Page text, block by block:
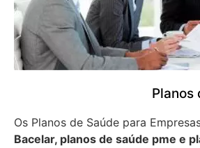
Planos
Os Planos de Saúde para
Bacelar, planos de saúde pme e